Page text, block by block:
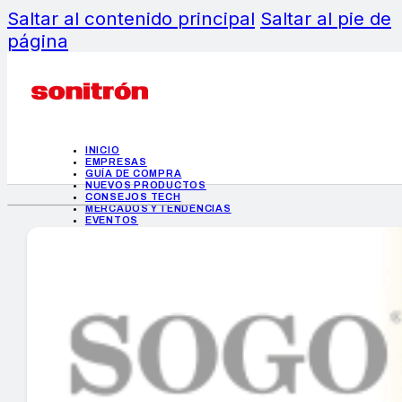
Saltar al contenido principal Saltar al pie de
página
INICIO
EMPRESAS
GUÍA DE COMPRA
NUEVOS PRODUCTOS
CONSEJOS TECH
MERCADOS Y TENDENCIAS
EVENTOS
INICIO
EMPRESAS